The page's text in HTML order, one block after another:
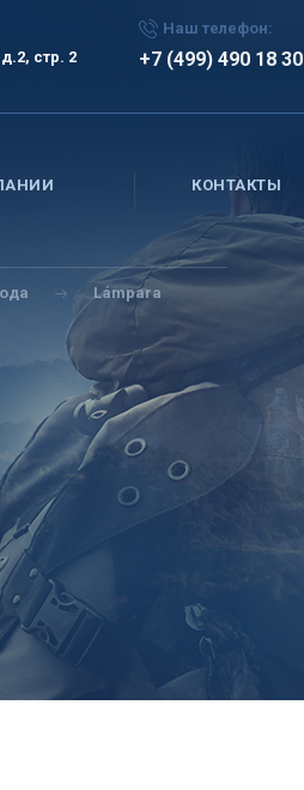
стр. 2
Наш телефон:
+7 (499) 490 18 30
КОНТАКТЫ
Lámpara